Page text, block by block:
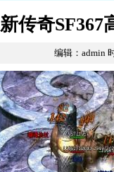
新传奇SF367
编辑：admin